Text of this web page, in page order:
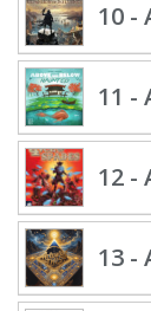
10 -
11 -
12 -
13 -